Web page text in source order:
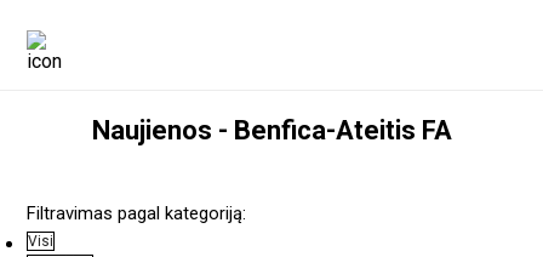
Naujienos - Benfica-Ateitis FA
Filtravimas pagal kategoriją:
Visi